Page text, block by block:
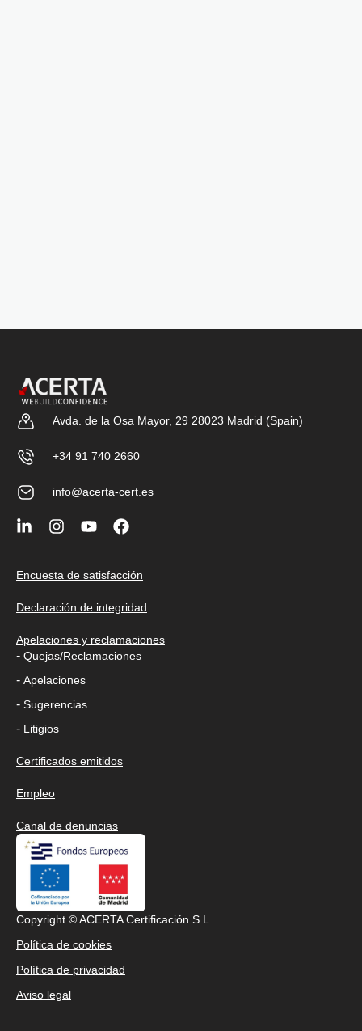
Avda. de la Osa Mayor, 29 28023 Madrid (Spain)
+34 91 740 2660
info@acerta-cert.es
Encuesta de satisfacción
Declaración de integridad
Apelaciones y reclamaciones
- Quejas/Reclamaciones
- Apelaciones
- Sugerencias
- Litigios
Certificados emitidos
Empleo
Canal de denuncias
Copyright © ACERTA Certificación S.L.
Política de cookies
Política de privacidad
Aviso legal